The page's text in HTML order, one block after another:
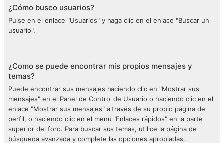
¿Cómo busco usuarios?
Pulse en el enlace "Usuarios" y haga clic en el enlace "Buscar un
usuario".
¿Como se puede encontrar mis propios mensajes y
temas?
Puede encontrar sus mensajes haciendo clic en "Mostrar sus
mensajes" en el Panel de Control de Usuario o haciendo clic en el
enlace "Mostrar sus mensajes" a través de su propio página de
perfil, o haciendo clic en el menú "Enlaces rápidos" en la parte
superior del foro. Para buscar sus temas, utilice la página de
búsqueda avanzada y complete las opciones apropiadas.